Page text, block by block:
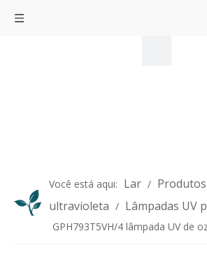
Você está aqui: Lar / Produtos
ultravioleta / Lâmpadas UV
GPH793T5VH/4 lâmpada UV de